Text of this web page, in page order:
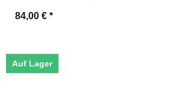
84,00 € *
Auf Lager